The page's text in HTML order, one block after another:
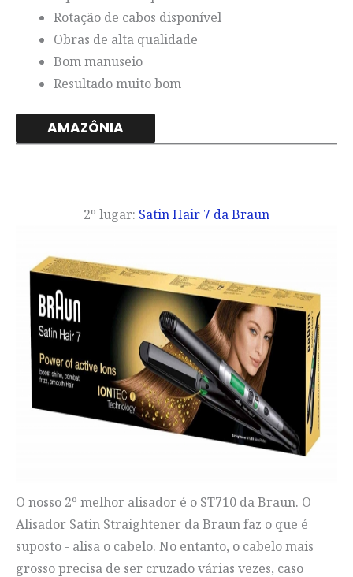
Rotação de cabos disponível
Obras de alta qualidade
Bom manuseio
Resultado muito bom
AMAZÔNIA
2º lugar: Satin Hair 7 da Braun
O nosso 2º melhor alisador é o ST710 da Braun. O
Alisador Satin Straightener da Braun faz o que é
suposto - alisa o cabelo. No entanto, o cabelo mais
grosso precisa de ser cruzado várias vezes, caso